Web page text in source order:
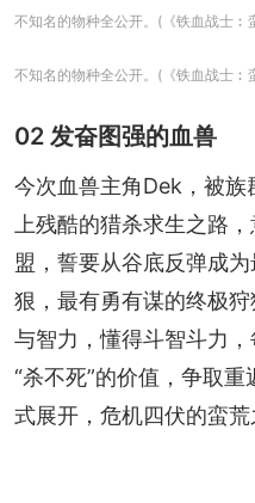
不知名的物种全公开。(《铁血战士︰
不知名的物种全公开。(《铁血战士︰
02 发奋图强的血兽
今次血兽主角Dek，被
上残酷的猎杀求生之路
盟，誓要从谷底反弹成
狠，最有勇有谋的终极
与智力，懂得斗智斗力
“杀不死”的价值，争取
式展开，危机四伏的蛮